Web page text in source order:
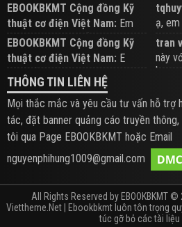
EBOOKBKMT Cộng đồng Kỹ
thuật cơ điện Việt Nam: Em
đăng trên Group hỗ trợ nhé
ạ, em
EBOOKBKMT Cộng đồng Kỹ
thuật cơ điện Việt Nam: E
xem hỗ trợ trên Group
tran
này
b...
THÔNG TIN LIÊN HỆ
Mọi thắc mắc và yêu cầu tư vấn hỗ trợ
tác, đặt banner quảng cáo truyền
tôi qua Page EBOOKBKMT hoặc Email
nguyenphihung1009@gmail.com
All Rights Reserved by EBOOKBKMT
Viettheme.Net | Ebookbkmt luôn tôn trọng
túc gỡ bỏ các tài liệu